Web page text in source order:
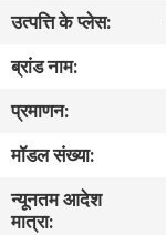
हमारे
बारे
में
कारखाना
भ्रमण
उत्पत्ति के प्लेस:
ब्रांड नाम:
प्रमाणन:
मॉडल संख्या:
न्यूनतम आदेश
मात्रा: